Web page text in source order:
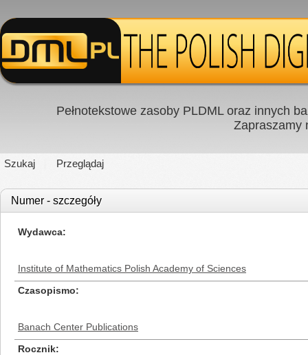
Pełnotekstowe zasoby PLDML oraz innych
Zapraszamy
Szukaj Przeglądaj
Numer - szczegóły
Wydawca
Institute of Mathematics Polish Academy of Sciences
Czasopismo
Banach Center Publications
Rocznik